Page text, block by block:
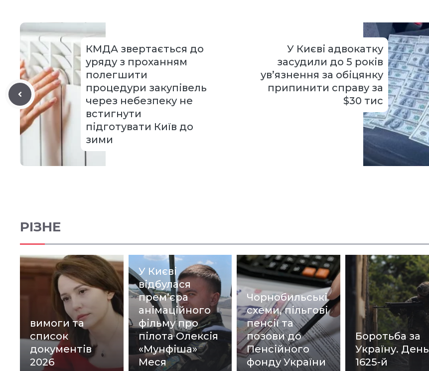
КМДА звертається до
уряду з проханням
полегшити
процедури закупівель
через небезпеку не
встигнути
підготувати Київ до
зими
У Києві адвокатку
засудили до 5 років
ув’язнення за обіцянку
припинити справу за
$30 тис
РІЗНЕ
вимоги та
список
документів
2026
У Києві
відбулася
прем’єра
анімаційного
фільму про
пілота Олексія
«Мунфіша»
Меся
Чорнобильські
схеми, пільгові
пенсії та
позови до
Пенсійного
фонду України
Боротьба за
Україну. День
1625-й